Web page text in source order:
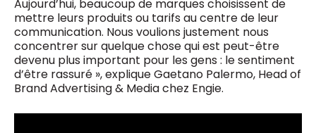
Aujourd’hui, beaucoup de marques choisissent de
mettre leurs produits ou tarifs au centre de leur
communication. Nous voulions justement nous
concentrer sur quelque chose qui est peut-être
devenu plus important pour les gens : le sentiment
d’être rassuré », explique Gaetano Palermo, Head of
Brand Advertising & Media chez Engie.